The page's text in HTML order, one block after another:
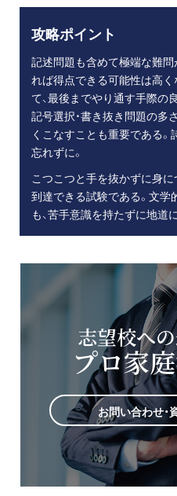
攻略ポイント
記述問題も含めて極端な難問
れば得点できる可能性は高
て、最後までやり通す手際の
記号選択・書き抜き問題の多
くこなすことも重要である
忘れずに。
こつこつと手を抜かずに身
到達できる試験である。文学
も、苦手意識を持たずに地道
志望校へ
プロ家
お問い合わせ・